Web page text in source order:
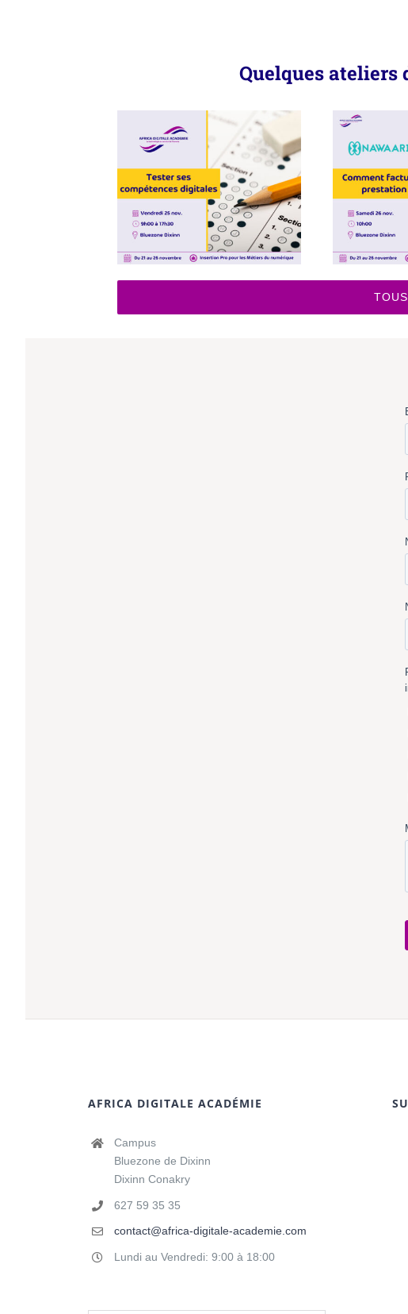
Quelques ateliers
AFRICA DIGITALE ACADÉMIE
Campus
Bluezone de Dixinn
Dixinn Conakry
627 59 35 35
contact@africa-digitale-academie.com
Lundi au Vendredi: 9:00 à 18:00